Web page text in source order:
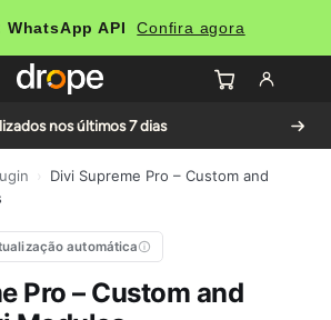
API Confira agora
nos últimos 7 dias
Divi Supreme Pro – Custom and
automática
Pro – Custom and